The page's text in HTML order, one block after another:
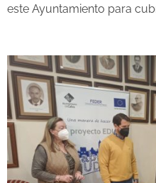
este Ayuntamiento para